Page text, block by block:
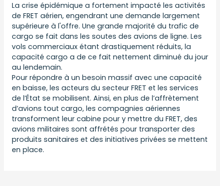
La crise épidémique a fortement impacté les activités
de FRET aérien, engendrant une demande largement
supérieure à l'offre. Une grande majorité du trafic de
cargo se fait dans les soutes des avions de ligne. Les
vols commerciaux étant drastiquement réduits, la
capacité cargo a de ce fait nettement diminué du jour
au lendemain.
Pour répondre à un besoin massif avec une capacité
en baisse, les acteurs du secteur FRET et les services
de l’État se mobilisent. Ainsi, en plus de l’affrètement
d’avions tout cargo, les compagnies aériennes
transforment leur cabine pour y mettre du FRET, des
avions militaires sont affrétés pour transporter des
produits sanitaires et des initiatives privées se mettent
en place.